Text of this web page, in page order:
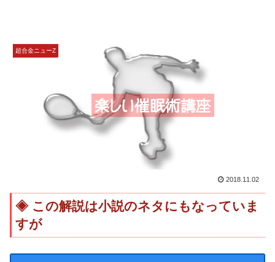
超合金ニューZ
2018.11.02
この解説は小説のネタにもなっていま
すが